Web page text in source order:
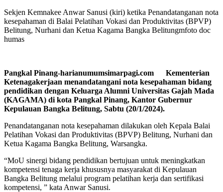
Sekjen Kemnakee Anwar Sanusi (kiri) ketika Penandatanganan nota
kesepahaman di Balai Pelatihan Vokasi dan Produktivitas (BPVP)
Belitung, Nurhani dan Ketua Kagama Bangka Belitungmfoto doc
humas
Pangkal Pinang-harianumumsimarpagi.com Kementerian
Ketenagakerjaan menandatangani nota kesepahaman bidang
pendidikan dengan Keluarga Alumni Universitas Gajah Mada
(KAGAMA) di kota Pangkal Pinang, Kantor Gubernur
Kepulauan Bangka Belitung, Sabtu (20/1/2024).
Penandatanganan nota kesepahaman dilakukan oleh Kepala Balai
Pelatihan Vokasi dan Produktivitas (BPVP) Belitung, Nurhani dan
Ketua Kagama Bangka Belitung, Warsangka.
“MoU sinergi bidang pendidikan bertujuan untuk meningkatkan
kompetensi tenaga kerja khususnya masyarakat di Kepulauan
Bangka Belitung melalui program pelatihan kerja dan sertifikasi
kompetensi, ” kata Anwar Sanusi.